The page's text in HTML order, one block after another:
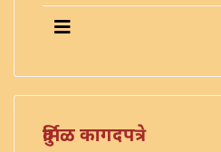
दुर्मिळ कागदपत्रे